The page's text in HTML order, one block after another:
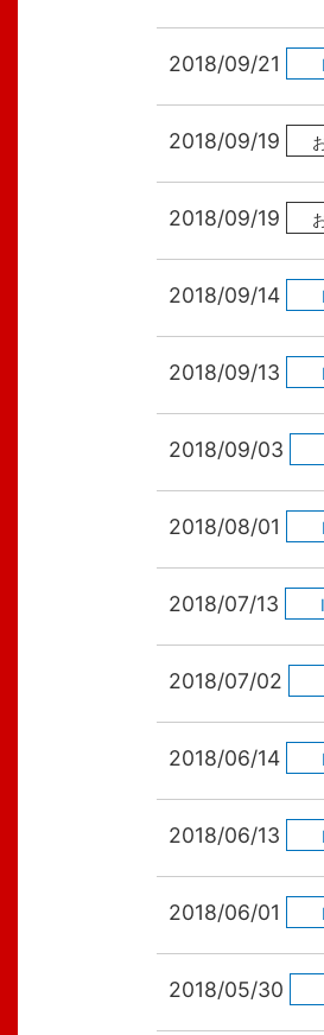
2018/09/21
2018/09/19
2018/09/19
2018/09/14
2018/09/13
2018/09/03
2018/08/01
2018/07/13
2018/07/02
2018/06/14
2018/06/13
2018/06/01
2018/05/30